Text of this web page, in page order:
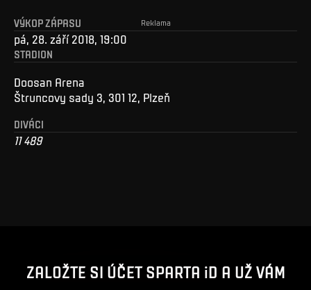
Reklama
VÝKOP ZÁPASU
pá, 28. září 2018, 19:00
STADION
Doosan Arena
Štruncovy sady 3, 301 12, Plzeň
DIVÁCI
11 489
ZALOŽTE SI ÚČET SPARTA iD A UŽ VÁM